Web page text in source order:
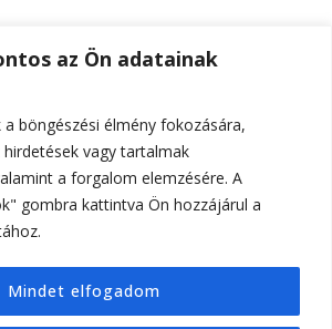
az Ön adatainak
a böngészési élmény fokozására,
vagy tartalmak
a forgalom elemzésére. A
gombra kattintva Ön hozzájárul a
Mindet elfogadom
2026ELTE Online
Fashion | FejlesztetteBlossom